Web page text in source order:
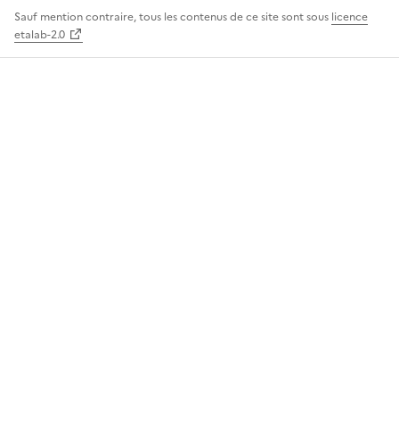
Sauf mention contraire, tous les contenus de ce site sont sous licence
etalab-2.0